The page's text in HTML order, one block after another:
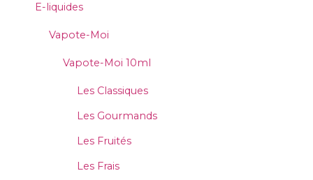
E-liquides
Vapote-Moi
Vapote-Moi 10ml
Les Classiques
Les Gourmands
Les Fruités
Les Frais